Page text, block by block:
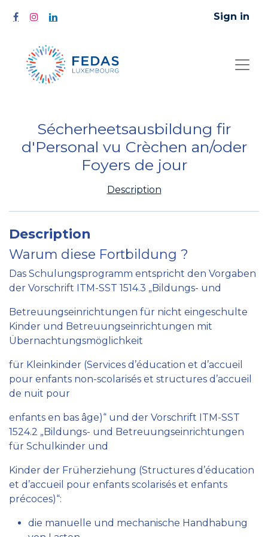
Sign in
Sécherheetsausbildung fir
d'Personal vu Crèchen an/oder
Foyers de jour
Description
Description
Warum diese Fortbildung ?
Das Schulungsprogramm entspricht den Vorgaben
der Vorschrift ITM-SST 1514.3 „Bildungs- und
Betreuungseinrichtungen für nicht eingeschulte
Kinder und Betreuungseinrichtungen mit
Übernachtungsmöglichkeit
für Kleinkinder (Services d’éducation et d’accueil
pour enfants non-scolarisés et structures d’accueil
de nuit pour
enfants en bas âge)“ und der Vorschrift ITM-SST
1524.2 „Bildungs- und Betreuungseinrichtungen
für Schulkinder und
Kinder der Früherziehung (Structures d’éducation
et d’accueil pour enfants scolarisés et enfants
précoces)“:
die manuelle und mechanische Handhabung